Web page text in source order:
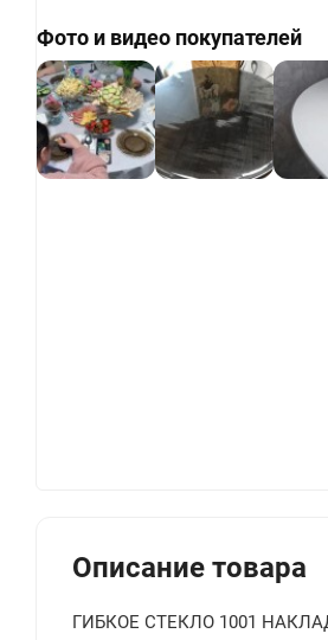
Фото и видео покупателей
Описание товара
ГИБКОЕ СТЕКЛО 1001